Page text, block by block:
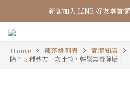
新客加入 LINE 好友享首
Home 部落格列表 清潔知識
除？ 5 種妙方一次比較，輕鬆無毒除垢！